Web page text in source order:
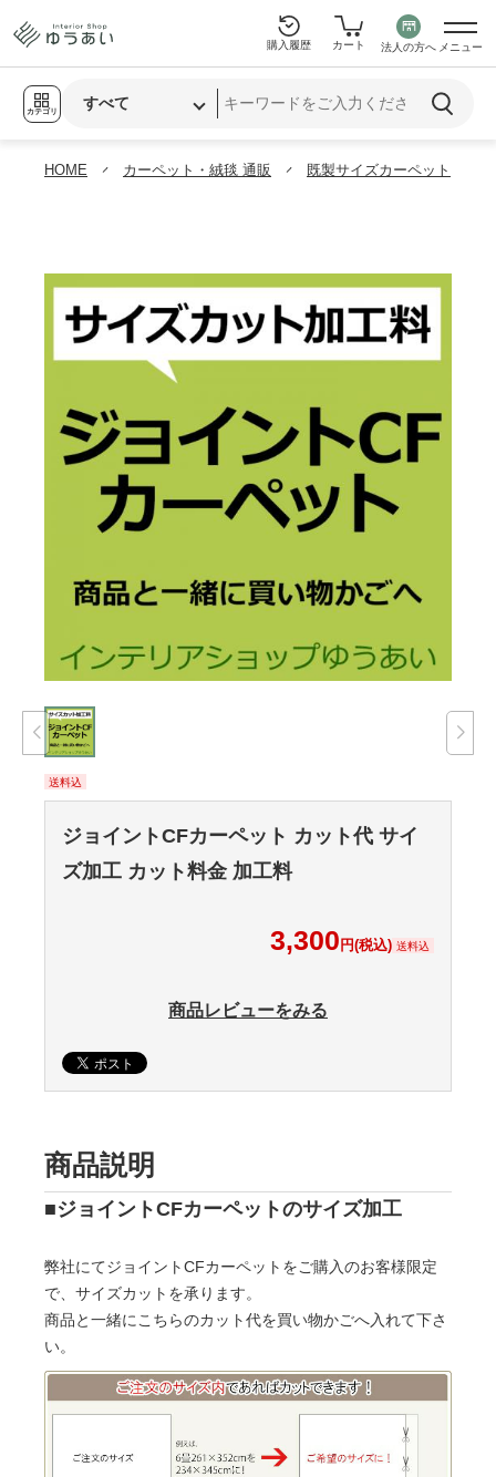
カテゴリ
購入履歴 カート 法人の方へ メニュー
HOME カーペット・絨毯 通販 既製サイズカーペット
送料込
ジョイントCFカーペット カット代 サイ
ズ加工 カット料金 加工料
3,300 円(税込) 送料込
商品レビューをみる
商品説明
■ジョイントCFカーペットのサイズ加工
弊社にてジョイントCFカーペットをご購入のお客様限定
で、サイズカットを承ります。
商品と一緒にこちらのカット代を買い物かごへ入れて下さ
い。